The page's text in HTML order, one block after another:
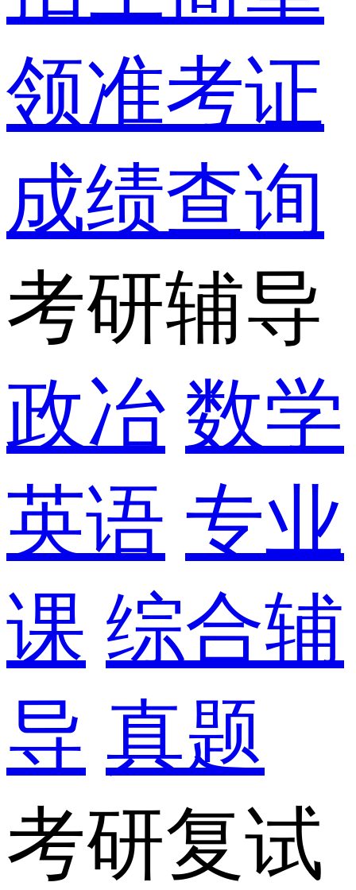
领准考证
成绩查询
考研辅导
政冶 数学
英语 专业
课 综合辅
导 真题
考研复试